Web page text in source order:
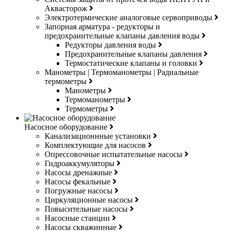
Аквасторож
Электротермические аналоговые сервоприводы
Запорная арматура - редукторы и
предохранительные клапаны давления воды
Редукторы давления воды
Предохранительные клапаны давления
Термостатические клапаны и головки
Манометры | Термоманометры | Радиальные
термометры
Манометры
Термоманометры
Термометры
Насосное оборудование
Канализационнные установки
Комплектующие для насосов
Опрессовочные испытательные насосы
Гидроаккумуляторы
Насосы дренажные
Насосы фекальные
Погружные насосы
Циркуляционные насосы
Повысительные насосы
Насосные станции
Насосы скважинные